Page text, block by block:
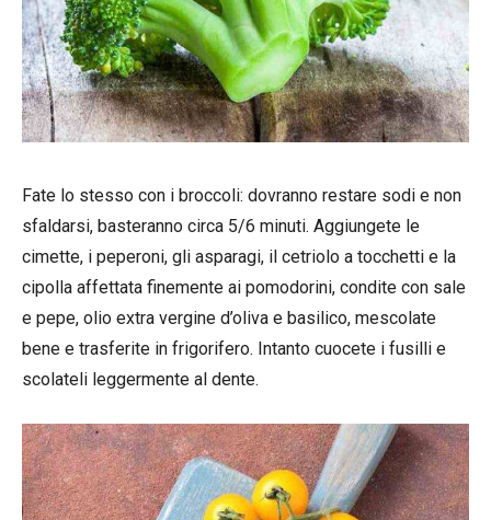
Fate lo stesso con i broccoli: dovranno restare sodi e non
sfaldarsi, basteranno circa 5/6 minuti. Aggiungete le
cimette, i peperoni, gli asparagi, il cetriolo a tocchetti e la
cipolla affettata finemente ai pomodorini, condite con sale
e pepe, olio extra vergine d’oliva e basilico, mescolate
bene e trasferite in frigorifero. Intanto cuocete i fusilli e
scolateli leggermente al dente.